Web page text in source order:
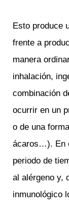
Esto produce
frente a
manera
inhalación,
combinación
ocurrir en un
o de una
ácaros…). En
periodo de
al alérgeno y,
inmunológico